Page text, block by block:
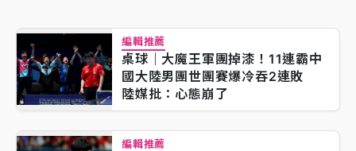
編輯推薦
桌球｜大魔王軍團掉漆！11連霸中
國大陸男團世團賽爆冷吞2連敗
陸媒批：心態崩了
編輯推薦